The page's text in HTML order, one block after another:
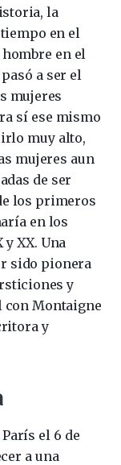
la
en el
en el
a ser el
mujeres
sí ese mismo
muy alto,
mujeres aun
de ser
los primeros
en los
XX. Una
sido pionera
y
con Montaigne
y
el 6 de
a una